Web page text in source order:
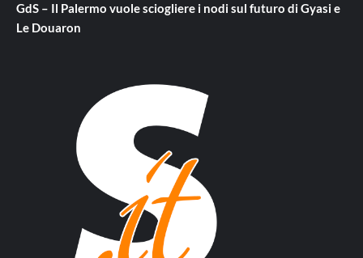
GdS – Il Palermo vuole sciogliere i nodi sul futuro di Gyasi e
Le Douaron